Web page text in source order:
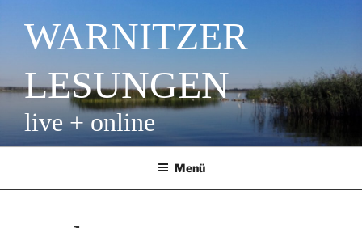
Inhalt
springenWARNITZER
LESUNGEN
live + online
Menü